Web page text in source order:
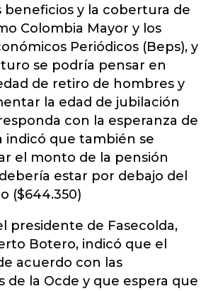
y la cobertura de
Colombia Mayor y los
Periódicos (Beps), y
se podría pensar en
de retiro de hombres y
la edad de jubilación
con la esperanza de
indicó que también se
el monto de la pensión
estar por debajo del
($644.350)
presidente de Fasecolda,
Botero, indicó que el
acuerdo con las
de la Ocde y que espera que